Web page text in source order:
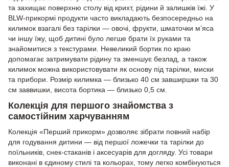
та захищає поверхню столу від крихт, рідини й залишків їжі. У
BLW-прикормі продукти часто викладають безпосередньо на
килимок взагалі без тарілки — овочі, фрукти, шматочки м’яса
чи іншу їжу, щоб дитині було легше брати їх руками та
знайомитися з текстурами. Невеликий бортик по краю
допомагає затримувати рідину та зменшує безлад, а також
килимок можна використовувати як основу під тарілки, миски
та прибори. Розмір килимка — близько 40 см завширшки та 30
см заввишки, висота бортика — близько 0,5 см.
Колекція для першого знайомства з
самостійним харчуванням
Колекція «Перший прикорм» дозволяє зібрати повний набір
для годування дитини — від першої ложечки та тарілки до
поїльників, снек-стаканів і аксесуарів для догляду. Усі товари
виконані в єдиному стилі та кольорах, тому легко комбінуються